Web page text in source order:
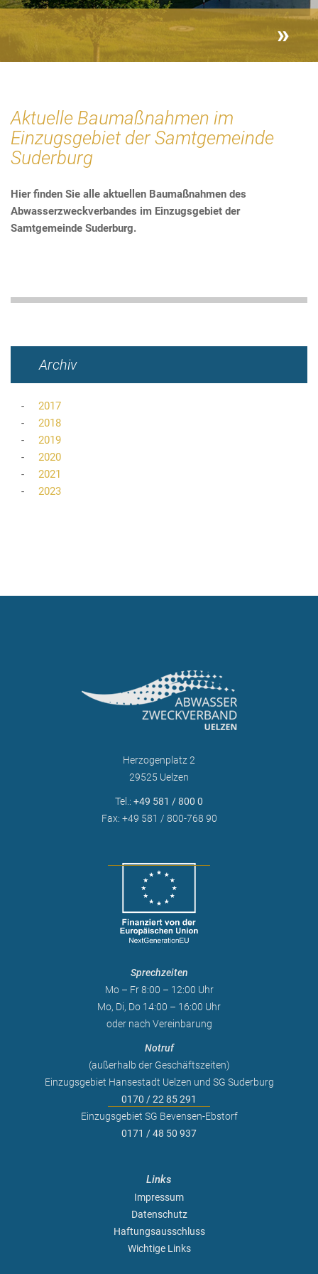
Aktuelle Baumaßnahmen im
Einzugsgebiet der Samtgemeinde
Suderburg
Hier finden Sie alle aktuellen Baumaßnahmen des
Abwasserzweckverbandes im Einzugsgebiet der
Samtgemeinde Suderburg.
Archiv
2017
2018
2019
2020
2021
2023
Herzogenplatz 2
29525 Uelzen
Tel.: +49 581 / 800 0
Fax: +49 581 / 800-768 90
Sprechzeiten
Mo – Fr 8:00 – 12:00 Uhr
Mo, Di, Do 14:00 – 16:00 Uhr
oder nach Vereinbarung
Notruf
(außerhalb der Geschäftszeiten)
Einzugsgebiet Hansestadt Uelzen und SG Suderburg
0170 / 22 85 291
Einzugsgebiet SG Bevensen-Ebstorf
0171 / 48 50 937
Links
Impressum
Datenschutz
Haftungsausschluss
Wichtige Links